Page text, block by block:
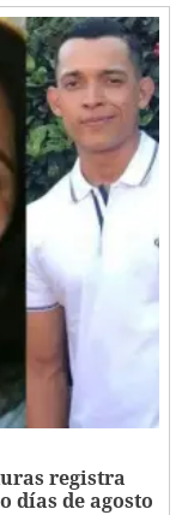
registra
días de agosto